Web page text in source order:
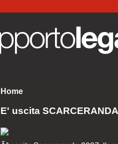
Home
E' uscita